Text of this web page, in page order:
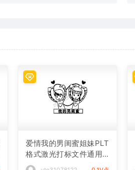
爱情我的男闺蜜姐妹PLT
格式激光打标文件通用
矢量图